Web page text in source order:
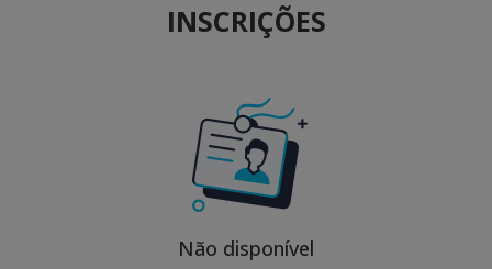
INSCRIÇÕES
Não disponível